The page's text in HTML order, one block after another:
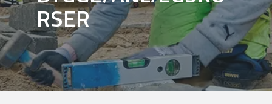
RSER